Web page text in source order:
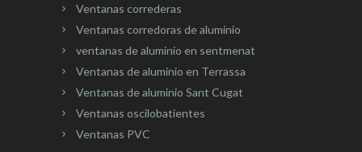
Ventanas correderas
Ventanas corredoras de aluminio
ventanas de aluminio en sentmenat
Ventanas de aluminio en Terrassa
Ventanas de aluminio Sant Cugat
Ventanas oscilobatientes
Ventanas PVC